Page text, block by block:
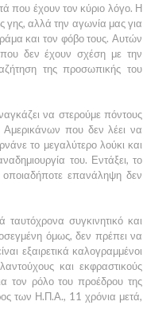
που έχουν τον κύριο λόγο. Η
γης, αλλά την αγωνία μας για
και τον φόβο τους. Αυτών
δεν έχουν σχέση με την
της προσωπικής του
να στερούμε πόντους
που δεν λέει να
το μεγαλύτερο λούκι και
του. Εντάξει, το
οποιαδήποτε επανάληψη δεν
ταυτόχρονα συγκινητικό και
όμως, δεν πρέπει να
εξαιρετικά καλογραμμένοι
και εκφραστικούς
τον ρόλο του προέδρου της
των Η.Π.Α., 11 χρόνια μετά,